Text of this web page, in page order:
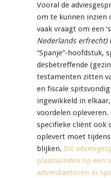
Vooral de
om te kunnen inzien
vaak vraagt om een
Nederlands erfrecht)
“Spanje”-hoofdstuk,
desbetreffende
testamenten zitten
en fiscale
ingewikkeld in
voordelen opleveren.
specifieke cliënt ook
oplevert moet
blijken. Dit
plaatsvinden op een
advieskantoren in